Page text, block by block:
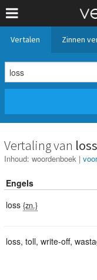
Vertalen Zinnen
Vertaling van loss
Inhoud: woordenboek |
Engels
loss {zn.}
loss, toll, write-off,